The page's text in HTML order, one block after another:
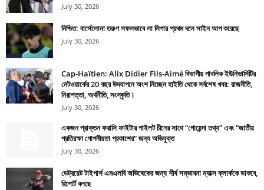
July 30, 2026
নিশ্চিত: বার্সেলোনা তরুণ সফলভাবে লা লিগার প্রথম দলে সাইন আপ করেছে
July 30, 2026
Cap-Haïtien: Alix Didier Fils-Aimé বিভাগীয় পাবলিক ইউনিভার্সিটির
নেটওয়ার্কের 20 বছর উদযাপনে অংশ নিচ্ছেন হাইতি থেকে সর্বশেষ খবর: রাজনীতি,
নিরাপত্তা, অর্থনীতি, সংস্কৃতি।
July 30, 2026
একজন প্রাক্তন ফরাসি ফাইটার পাইলট চীনের সাথে “গোয়েন্দা তথ্য” এবং “জাতীয়
প্রতিরক্ষা গোপনীয়তা প্রকাশের” জন্য অভিযুক্ত
July 30, 2026
ডেট্রয়েট টাইগার্স এমএলবি অভিষেকের জন্য শীর্ষ সম্ভাবনা ম্যাক্স ক্লার্ককে ডাকবে,
রিপোর্ট বলছে